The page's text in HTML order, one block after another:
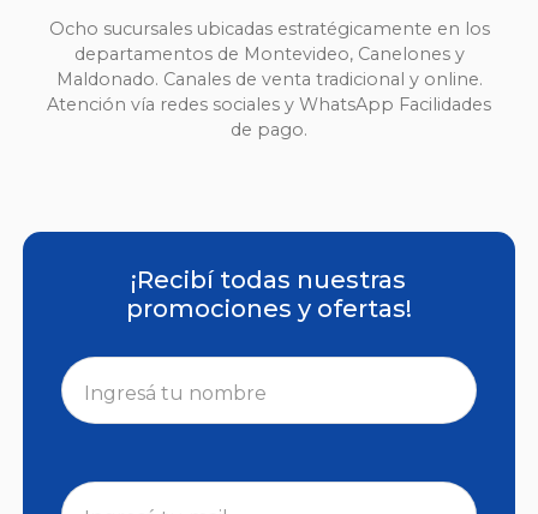
Ocho sucursales ubicadas estratégicamente en los
departamentos de Montevideo, Canelones y
Maldonado. Canales de venta tradicional y online.
Atención vía redes sociales y WhatsApp Facilidades
de pago.
¡Recibí todas nuestras
promociones y ofertas!